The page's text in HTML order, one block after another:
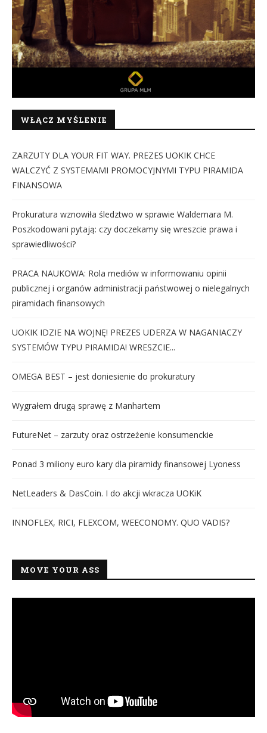
WŁĄCZ MYŚLENIE
ZARZUTY DLA YOUR FIT WAY. PREZES UOKIK CHCE
WALCZYĆ Z SYSTEMAMI PROMOCYJNYMI TYPU PIRAMIDA
FINANSOWA
Prokuratura wznowiła śledztwo w sprawie Waldemara M.
Poszkodowani pytają: czy doczekamy się wreszcie prawa i
sprawiedliwości?
PRACA NAUKOWA: Rola mediów w informowaniu opinii
publicznej i organów administracji państwowej o nielegalnych
piramidach finansowych
UOKIK IDZIE NA WOJNĘ! PREZES UDERZA W NAGANIACZY
SYSTEMÓW TYPU PIRAMIDA! WRESZCIE...
OMEGA BEST – jest doniesienie do prokuratury
Wygrałem drugą sprawę z Manhartem
FutureNet – zarzuty oraz ostrzeżenie konsumenckie
Ponad 3 miliony euro kary dla piramidy finansowej Lyoness
NetLeaders & DasCoin. I do akcji wkracza UOKiK
INNOFLEX, RICI, FLEXCOM, WEECONOMY. QUO VADIS?
MOVE YOUR ASS